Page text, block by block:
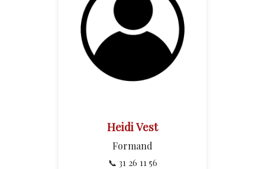
Heidi Vest
Formand
📞 31 26 11 56